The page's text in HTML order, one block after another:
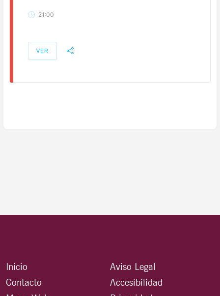
21:00
VER
Inicio
Contacto
Aviso Legal
Accesibilidad